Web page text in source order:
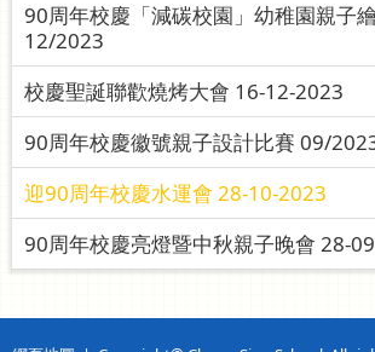
90周年校慶「減碳校園」幼稚園親子
12/2023
校慶聖誕聯歡燒烤大會 16-12-2023
90周年校慶徽號親子設計比賽 09/
迎90周年校慶水運會 28-10-2023
90周年校慶亮燈暨中秋親子晚會 28-